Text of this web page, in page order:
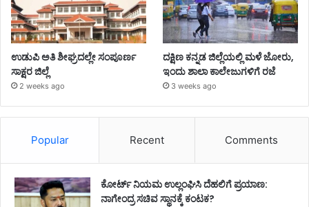
ಉಡುಪಿ ಅತಿ ಶೀಘ್ರದಲ್ಲೇ ಸಂಪೂರ್ಣ
ಸಾಕ್ಷರ ಜಿಲ್ಲೆ
2 weeks ago
ದಕ್ಷಿಣ ಕನ್ನಡ ಜಿಲ್ಲೆಯಲ್ಲಿ ಮಳೆ ಜೋರು,
ಇಂದು ಶಾಲಾ ಕಾಲೇಜುಗಳಿಗೆ ರಜೆ
3 weeks ago
Popular Recent Comments
ಕೋರ್ಟ್ ನಿಯಮ ಉಲ್ಲಂಘಿಸಿ ದೆಹಲಿಗೆ ಪ್ರಯಾಣ:
ನಾಗೇಂದ್ರ ಸಚಿವ ಸ್ಥಾನಕ್ಕೆ ಕಂಟಕ?